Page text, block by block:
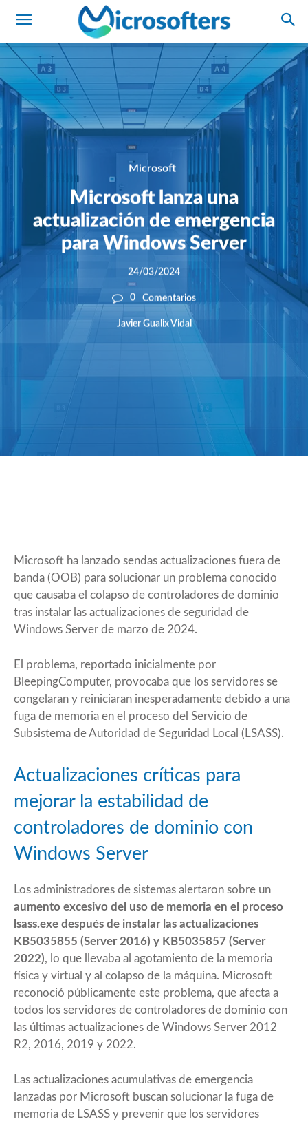
Microsoft
Microsoft lanza una
actualización de emergencia
para Windows Server
24/03/2024
0 Comentarios
Javier Gualix Vidal
Microsoft ha lanzado sendas actualizaciones fuera de
banda (OOB) para solucionar un problema conocido
que causaba el colapso de controladores de dominio
tras instalar las actualizaciones de seguridad de
Windows Server de marzo de 2024.
El problema, reportado inicialmente por
BleepingComputer, provocaba que los servidores se
congelaran y reiniciaran inesperadamente debido a una
fuga de memoria en el proceso del Servicio de
Subsistema de Autoridad de Seguridad Local (LSASS).
Actualizaciones críticas para
mejorar la estabilidad de
controladores de dominio con
Windows Server
Los administradores de sistemas alertaron sobre un
aumento excesivo del uso de memoria en el proceso
lsass.exe después de instalar las actualizaciones
KB5035855 (Server 2016) y KB5035857 (Server
2022), lo que llevaba al agotamiento de la memoria
física y virtual y al colapso de la máquina. Microsoft
reconoció públicamente este problema, que afecta a
todos los servidores de controladores de dominio con
las últimas actualizaciones de Windows Server 2012
R2, 2016, 2019 y 2022.
Las actualizaciones acumulativas de emergencia
lanzadas por Microsoft buscan solucionar la fuga de
memoria de LSASS y prevenir que los servidores